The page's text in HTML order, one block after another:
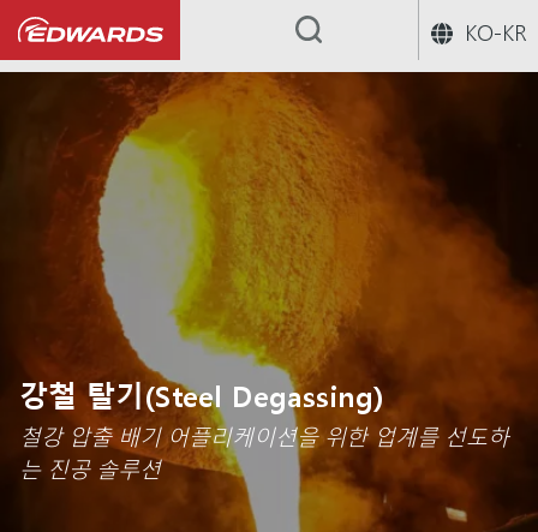
KO-KR
...
강철 탈기(Steel Degassing)
철강 압출 배기 어플리케이션을 위한 업계를 선도하
는 진공 솔루션